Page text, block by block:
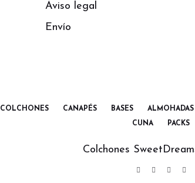
Aviso legal
Envío
COLCHONES CANAPÉS BASES ALMOHADAS
CUNA PACKS
Colchones